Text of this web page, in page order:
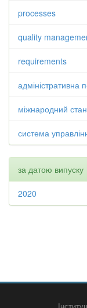
processes
quality
requirements
адміністративна
міжнародний
система
за датою випуску
2020